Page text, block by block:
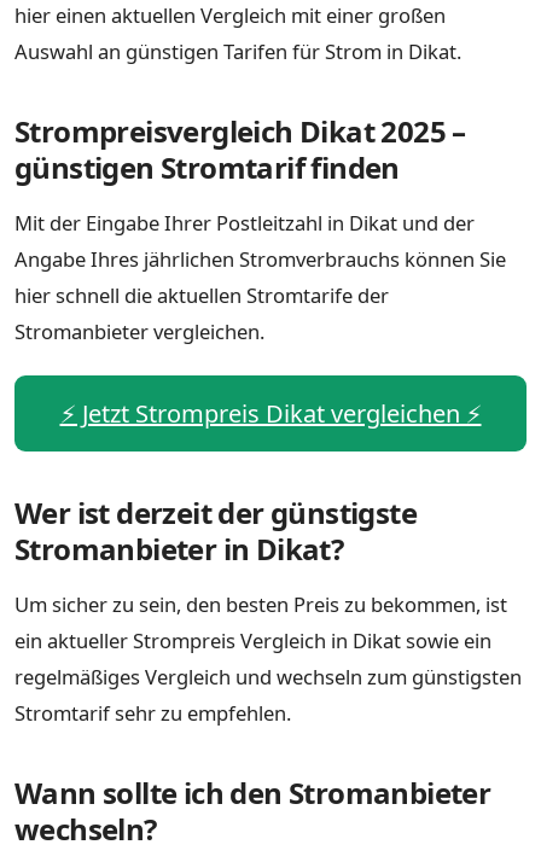
hier einen aktuellen Vergleich mit einer großen
Auswahl an günstigen Tarifen für Strom in Dikat.
Strompreisvergleich Dikat 2025 –
günstigen Stromtarif finden
Mit der Eingabe Ihrer Postleitzahl in Dikat und der
Angabe Ihres jährlichen Stromverbrauchs können Sie
hier schnell die aktuellen Stromtarife der
Stromanbieter vergleichen.
⚡️ Jetzt Strompreis Dikat vergleichen ⚡️
Wer ist derzeit der günstigste
Stromanbieter in Dikat?
Um sicher zu sein, den besten Preis zu bekommen, ist
ein aktueller Strompreis Vergleich in Dikat sowie ein
regelmäßiges Vergleich und wechseln zum günstigsten
Stromtarif sehr zu empfehlen.
Wann sollte ich den Stromanbieter
wechseln?